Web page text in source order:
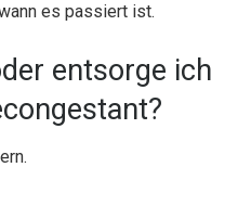
es passiert ist.
entsorge ich